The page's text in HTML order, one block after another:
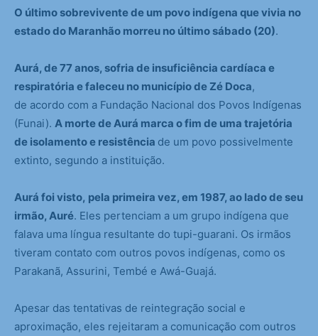
O último sobrevivente de um povo indígena que vivia no
estado do Maranhão morreu no último sábado (20).
Aurá, de 77 anos, sofria de insuficiência cardíaca e
respiratória e faleceu no município de Zé Doca,
de acordo com a Fundação Nacional dos Povos Indígenas
(Funai). A morte de Aurá marca o fim de uma trajetória
de isolamento e resistência de um povo possivelmente
extinto, segundo a instituição.
Aurá foi visto, pela primeira vez, em 1987, ao lado de seu
irmão, Auré. Eles pertenciam a um grupo indígena que
falava uma língua resultante do tupi-guarani. Os irmãos
tiveram contato com outros povos indígenas, como os
Parakanã, Assurini, Tembé e Awá-Guajá.
Apesar das tentativas de reintegração social e
aproximação, eles rejeitaram a comunicação com outros